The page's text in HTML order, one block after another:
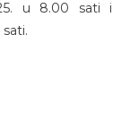
u 8.00 sati i